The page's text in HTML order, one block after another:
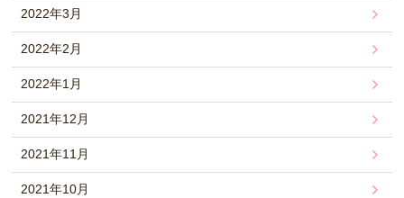
2022年3月
2022年2月
2022年1月
2021年12月
2021年11月
2021年10月